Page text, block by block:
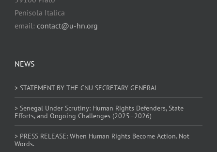
NEWS
> STATEMENT BY THE CNU SECRETARY GENERAL
> Senegal Under Scrutiny: Human Rights Defenders, State
Efforts, and Ongoing Challenges (2025–2026)
> PRESS RELEASE: When Human Rights Become Action. Not
Words.
Penisola Italica
email: contact@u-hn.org